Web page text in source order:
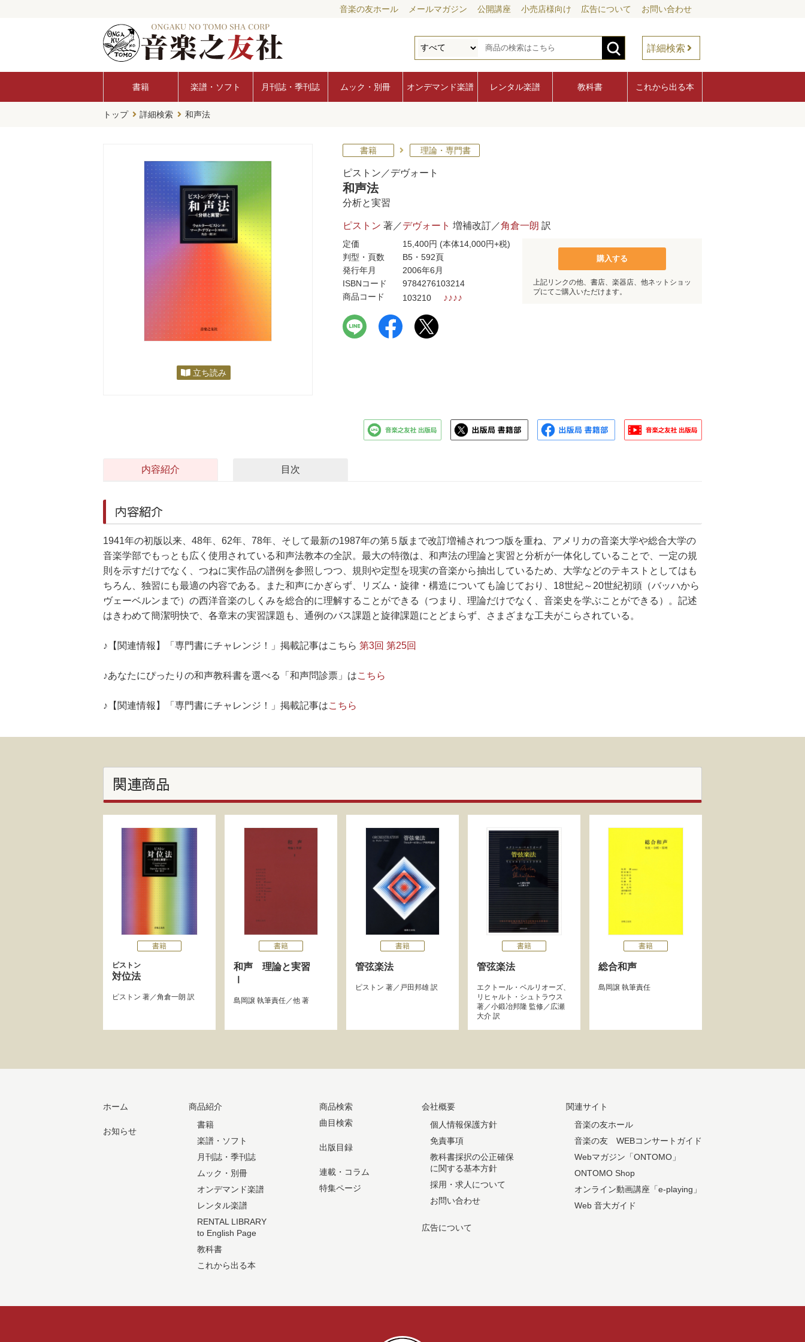
音楽の友ホール メールマガジン 公開講座 小売店様向け 広告について お問い合わせ
詳細検索
書籍 楽譜・ソフト 月刊誌・季刊誌 ムック・別冊 オンデマンド楽譜 レンタル楽譜 教科書 これから出る本
トップ 詳細検索 和声法
立ち読み
書籍 理論・専門書
ピストン／デヴォート
和声法
分析と実習
ピストン 著／デヴォート 増補改訂／角倉一朗 訳
定価 15,400円 (本体14,000円+税)
判型・頁数
B5・592頁
発行年月
2006年6月
ISBNコード
9784276103214
商品コード
103210 ♪♪♪♪
購入する
上記リンクの他、書店、楽器店、他ネットショッ
プにてご購入いただけます。
内容紹介 目次
内容紹介
1941年の初版以来、48年、62年、78年、そして最新の1987年の第５版まで改訂増補されつつ版を重ね、アメリカの音楽大学や総合大学の
音楽学部でもっとも広く使用されている和声法教本の全訳。最大の特徴は、和声法の理論と実習と分析が一体化していることで、一定の規
則を示すだけでなく、つねに実作品の譜例を参照しつつ、規則や定型を現実の音楽から抽出しているため、大学などのテキストとしてはも
ちろん、独習にも最適の内容である。また和声にかぎらず、リズム・旋律・構造についても論じており、18世紀～20世紀初頭（バッハから
ヴェーベルンまで）の西洋音楽のしくみを総合的に理解することができる（つまり、理論だけでなく、音楽史を学ぶことができる）。記述
はきわめて簡潔明快で、各章末の実習課題も、通例のバス課題と旋律課題にとどまらず、さまざまな工夫がこらされている。
♪【関連情報】「専門書にチャレンジ！」掲載記事はこちら 第3回 第25回
♪あなたにぴったりの和声教科書を選べる「和声問診票」はこちら
♪【関連情報】「専門書にチャレンジ！」掲載記事はこちら
関連商品
書籍
ピストン
対位法
ピストン 著／角倉一朗 訳
書籍
和声 理論と実習
島岡譲 執筆責任／他 著
書籍
管弦楽法
ピストン 著／ 戸田邦雄 訳
書籍
管弦楽法
エクトール・ベルリオーズ、
リヒャルト・シュトラウス
著／小鍛冶邦隆 監修／ 広瀬
大介 訳
書籍
総合和声
島岡譲 執筆責任
ホーム
お知らせ
商品紹介
書籍
楽譜・ソフト
月刊誌・季刊誌
ムック・別冊
オンデマンド楽譜
レンタル楽譜
RENTAL LIBRARY
to English Page
教科書
これから出る本
商品検索
曲目検索
出版目録
連載・コラム
特集ページ
会社概要
個人情報保護方針
免責事項
教科書採択の公正確保
に関する基本方針
採用・求人について
お問い合わせ
広告について
関連サイト
音楽の友ホール
音楽の友 WEBコンサートガイド
Webマガジン「ONTOMO」
ONTOMO Shop
オンライン動画講座「e-playing」
Web 音大ガイド